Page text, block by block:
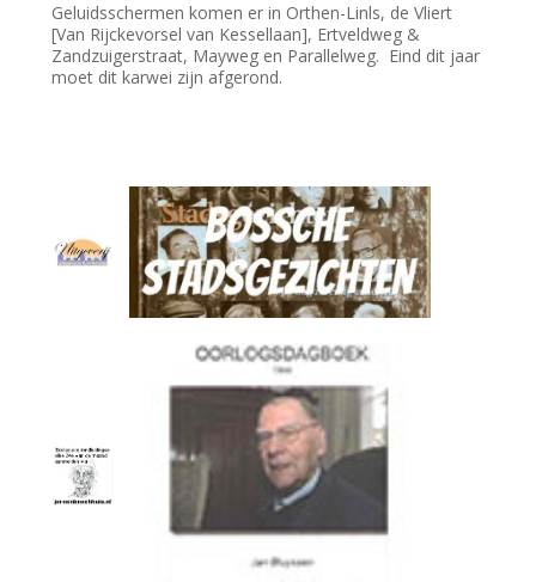
Geluidsschermen komen er in Orthen-Linls, de Vliert
[Van Rijckevorsel van Kessellaan], Ertveldweg &
Zandzuigerstraat, Mayweg en Parallelweg. Eind dit jaar
moet dit karwei zijn afgerond.